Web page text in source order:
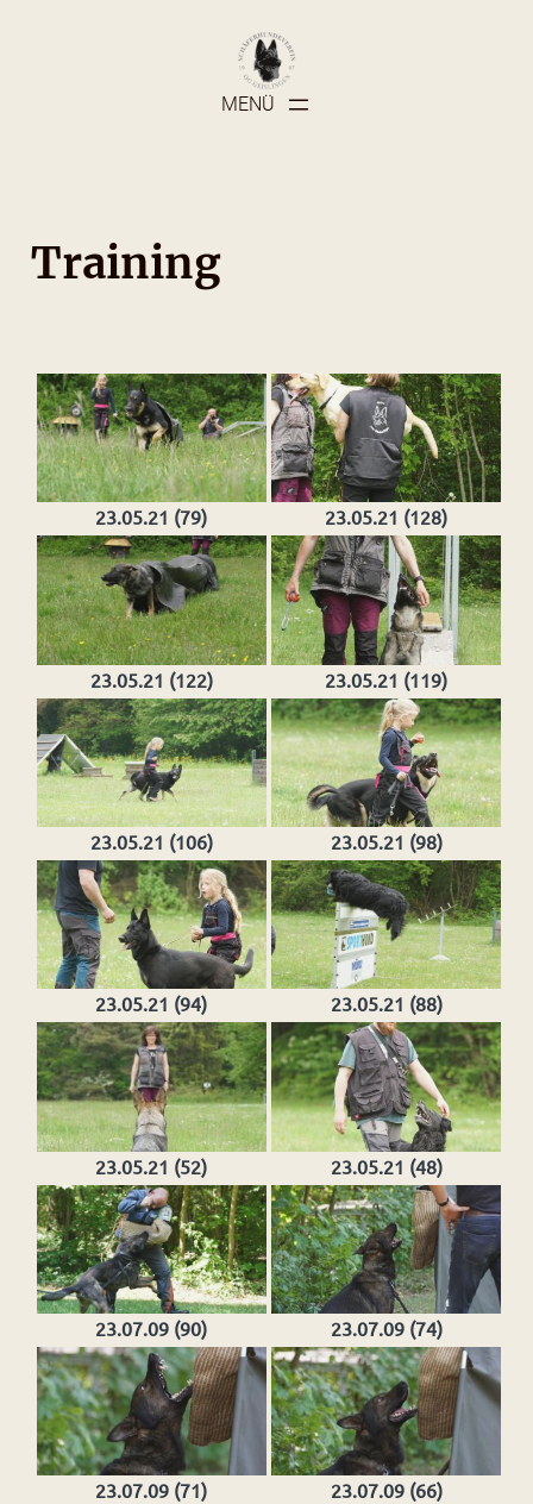
Training
23.05.21 (79) 23.05.21 (128)
23.05.21 (122) 23.05.21 (119)
23.05.21 (106) 23.05.21 (98)
23.05.21 (94) 23.05.21 (88)
23.05.21 (52) 23.05.21 (48)
23.07.09 (90) 23.07.09 (74)
23.07.09 (71) 23.07.09 (66)